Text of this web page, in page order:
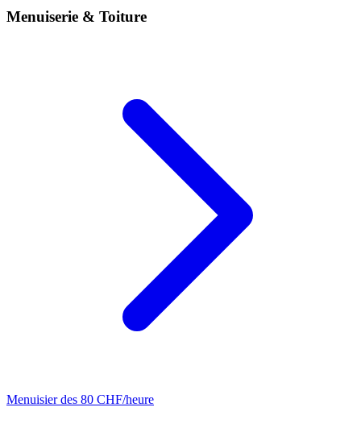
Menuiserie & Toiture
Menuisier des 80 CHF/heure